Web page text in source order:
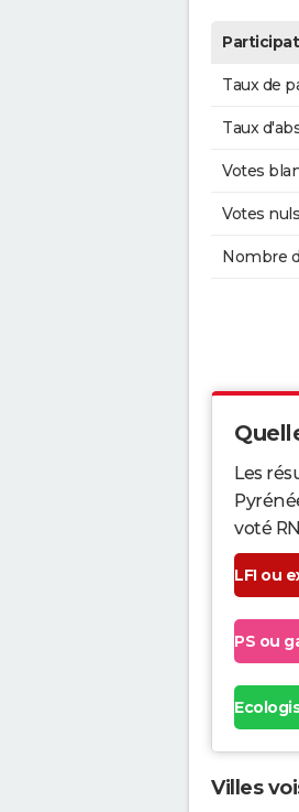
Taux de
Taux
Votes
Votes
Nombre
Les
voté
LFI ou
PS ou
Villes